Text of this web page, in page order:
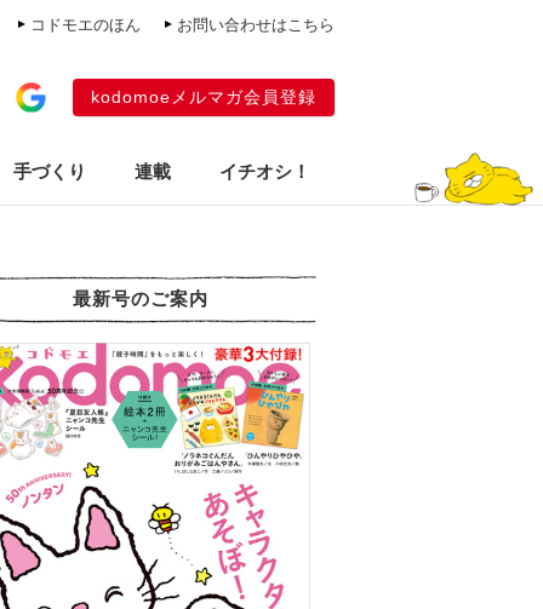
コドモエのほん お問い合わせはこちら
kodomoeメルマガ会員登録
手づくり 連載 イチオシ！
最新号のご案内